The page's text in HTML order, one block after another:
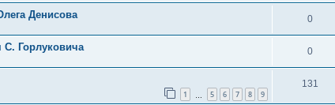
Денисова 0
С. Горлуковича 0
1 5 6 7 8 9
131